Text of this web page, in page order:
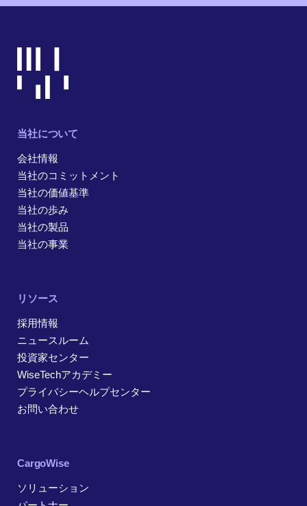
当社について
会社情報
当社のコミットメント
当社の価値基準
当社の歩み
当社の製品
当社の事業
リソース
採用情報
ニュースルーム
投資家センター
WiseTechアカデミー
プライバシーヘルプセンター
お問い合わせ
CargoWise
ソリューション